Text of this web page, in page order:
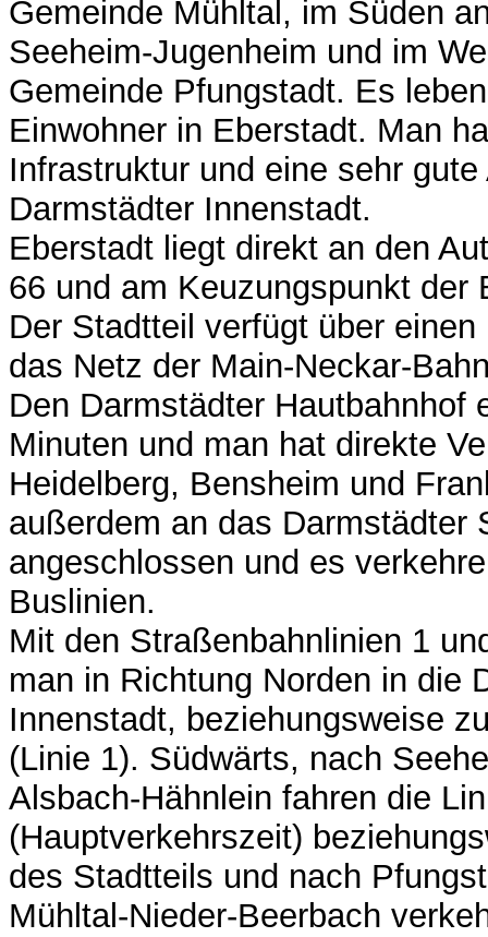
Gemeinde Mühltal, im Süden
Seeheim-Jugenheim und im
Gemeinde Pfungstadt. Es
Einwohner in Eberstadt. Man
Infrastruktur und eine sehr
Darmstädter Innenstadt.
Eberstadt liegt direkt an den
66 und am Keuzungspunkt der
Der Stadtteil verfügt über
das Netz der Main-Neckar-
Den Darmstädter Hautbahnhof
Minuten und man hat direkte
Heidelberg, Bensheim und
außerdem an das Darmstädter
angeschlossen und es
Buslinien.
Mit den Straßenbahnlinien 1
man in Richtung Norden in die
Innenstadt, beziehungsweise
(Linie 1). Südwärts, nach
Alsbach-Hähnlein fahren die
(Hauptverkehrszeit)
des Stadtteils und nach
Mühltal-Nieder-Beerbach